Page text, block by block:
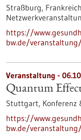
Straßburg,
https://
bw.de/
Veranstaltung -
Quantum
Stuttgart, Konferenz
https://
bw.de/